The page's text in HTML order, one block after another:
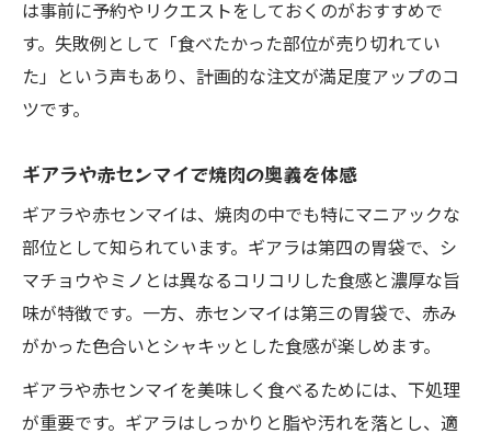
は事前に予約やリクエストをしておくのがおすすめで
す。失敗例として「食べたかった部位が売り切れてい
た」という声もあり、計画的な注文が満足度アップのコ
ツです。
ギアラや赤センマイで焼肉の奥義を体感
ギアラや赤センマイは、焼肉の中でも特にマニアックな
部位として知られています。ギアラは第四の胃袋で、シ
マチョウやミノとは異なるコリコリした食感と濃厚な旨
味が特徴です。一方、赤センマイは第三の胃袋で、赤み
がかった色合いとシャキッとした食感が楽しめます。
ギアラや赤センマイを美味しく食べるためには、下処理
が重要です。ギアラはしっかりと脂や汚れを落とし、適